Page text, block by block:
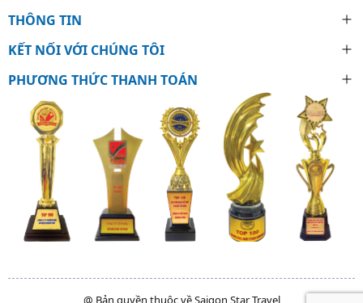
THÔNG TIN
KẾT NỐI VỚI CHÚNG TÔI
PHƯƠNG THỨC THANH TOÁN
@ Bản quyền thuộc về Saigon Star Travel